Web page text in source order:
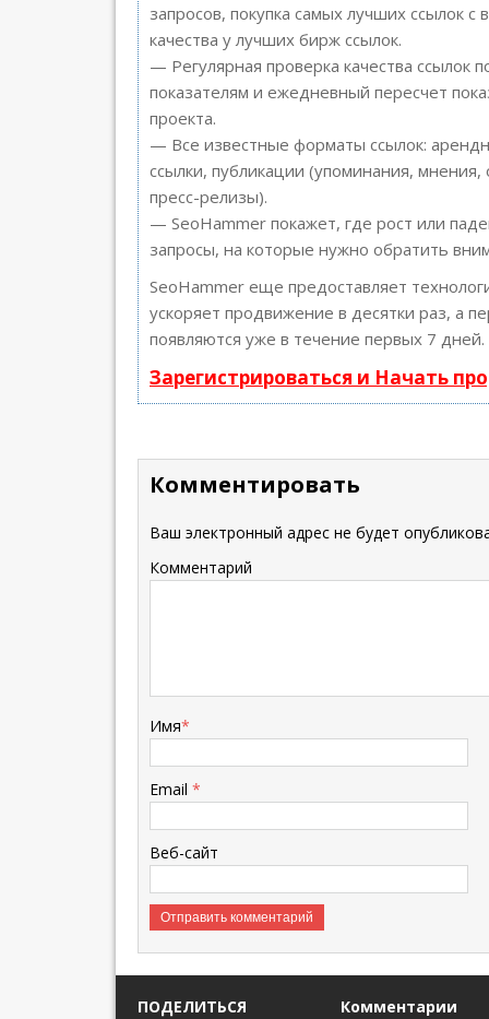
запросов, покупка самых лучших ссылок с
качества у лучших бирж ссылок.
— Регулярная проверка качества ссылок
показателям и ежедневный пересчет
проекта.
— Все известные форматы ссылок:
ссылки, публикации (упоминания, мнения,
пресс-релизы).
— SeoHammer покажет, где рост или
запросы, на которые нужно обратить
SeoHammer еще предоставляет
ускоряет продвижение в десятки раз, а
появляются уже в течение первых 7 дней.
Зарегистрироваться и Начать
Комментировать
Ваш электронный адрес не будет
Комментарий
Имя*
Email *
Веб-сайт
ПОДЕЛИТЬСЯ Комментарии